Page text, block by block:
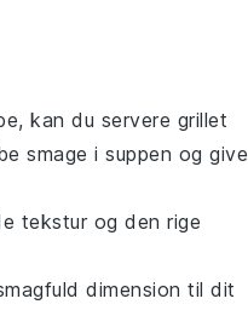
, kan du servere grillet
smage i suppen og give
tekstur og den rige
dimension til dit